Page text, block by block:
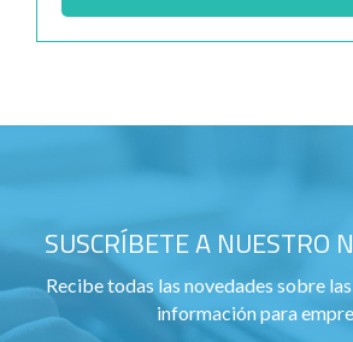
SUSCRÍBETE A NUESTRO
Recibe todas las novedades sobre
información para